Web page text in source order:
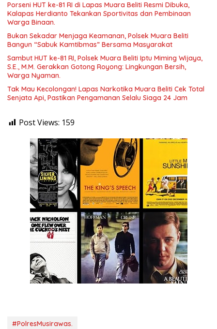
Porseni HUT ke-81 RI di Lapas Muara Beliti Resmi Dibuka,
Kalapas Herdianto Tekankan Sportivitas dan Pembinaan
Warga Binaan.
Bukan Sekadar Menjaga Keamanan, Polsek Muara Beliti
Bangun “Sabuk Kamtibmas” Bersama Masyarakat
Sambut HUT ke-81 RI, Polsek Muara Beliti Iptu Miming Wijaya,
S.E., M.M. Gerakkan Gotong Royong: Lingkungan Bersih,
Warga Nyaman.
Tak Mau Kecolongan! Lapas Narkotika Muara Beliti Cek Total
Senjata Api, Pastikan Pengamanan Selalu Siaga 24 Jam
Post Views: 159
#PolresMusirawas.